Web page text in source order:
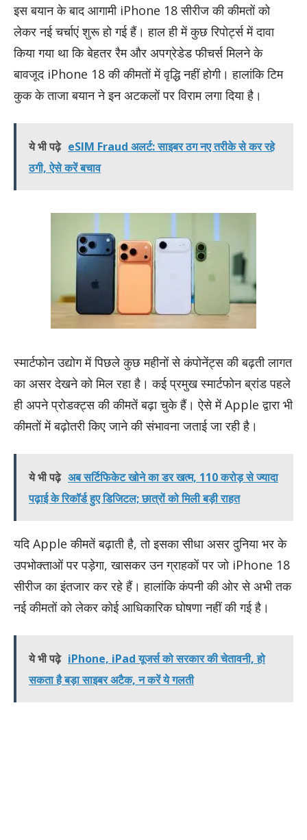
इस बयान के बाद आगामी iPhone 18 सीरीज की कीमतों को
लेकर नई चर्चाएं शुरू हो गई हैं। हाल ही में कुछ रिपोर्ट्स में दावा
किया गया था कि बेहतर रैम और अपग्रेडेड फीचर्स मिलने के
बावजूद iPhone 18 की कीमतों में वृद्धि नहीं होगी। हालांकि टिम
कुक के ताजा बयान ने इन अटकलों पर विराम लगा दिया है।
ये भी पढ़े eSIM Fraud अलर्ट: साइबर ठग नए तरीके से कर रहे
ठगी, ऐसे करें बचाव
स्मार्टफोन उद्योग में पिछले कुछ महीनों से कंपोनेंट्स की बढ़ती लागत
का असर देखने को मिल रहा है। कई प्रमुख स्मार्टफोन ब्रांड पहले
ही अपने प्रोडक्ट्स की कीमतें बढ़ा चुके हैं। ऐसे में Apple द्वारा भी
कीमतों में बढ़ोतरी किए जाने की संभावना जताई जा रही है।
ये भी पढ़े अब सर्टिफिकेट खोने का डर खत्म, 110 करोड़ से ज्यादा
पढ़ाई के रिकॉर्ड हुए डिजिटल; छात्रों को मिली बड़ी राहत
यदि Apple कीमतें बढ़ाती है, तो इसका सीधा असर दुनिया भर के
उपभोक्ताओं पर पड़ेगा, खासकर उन ग्राहकों पर जो iPhone 18
सीरीज का इंतजार कर रहे हैं। हालांकि कंपनी की ओर से अभी तक
नई कीमतों को लेकर कोई आधिकारिक घोषणा नहीं की गई है।
ये भी पढ़े iPhone, iPad यूजर्स को सरकार की चेतावनी, हो
सकता है बड़ा साइबर अटैक, न करें ये गलती